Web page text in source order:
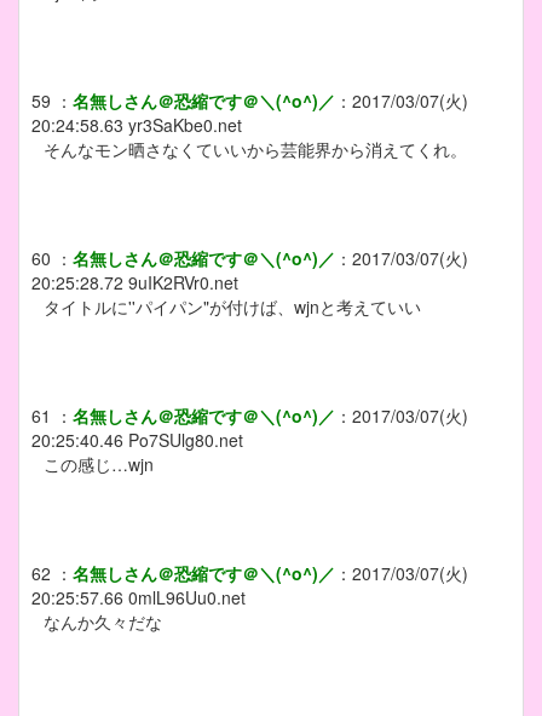
59 ： 名無しさん＠恐縮です＠＼(^o^)／ ： 2017/03/07(火)
20:24:58.63 yr3SaKbe0.net
そんなモン晒さなくていいから芸能界から消えてくれ。
60 ： 名無しさん＠恐縮です＠＼(^o^)／ ： 2017/03/07(火)
20:25:28.72 9uIK2RVr0.net
タイトルに''パイパン"が付けば、wjnと考えていい
61 ： 名無しさん＠恐縮です＠＼(^o^)／ ： 2017/03/07(火)
20:25:40.46 Po7SUlg80.net
この感じ…wjn
62 ： 名無しさん＠恐縮です＠＼(^o^)／ ： 2017/03/07(火)
20:25:57.66 0mlL96Uu0.net
なんか久々だな